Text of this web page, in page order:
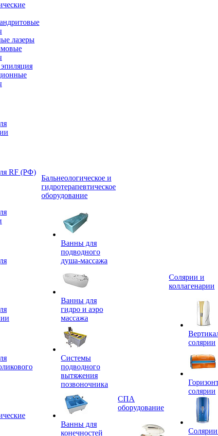
лазеры
RF (РФ)
Бальнеологическое и
гидротерапевтическое
оборудование
Ванны для
подводного
душа-массажа
Ванны для
гидро и аэро
массажа
Системы
подводного
вытяжения
позвоночника
Ванны для
конечностей
СПА
оборудование
Солярии и
коллагенарии
солярии
солярии